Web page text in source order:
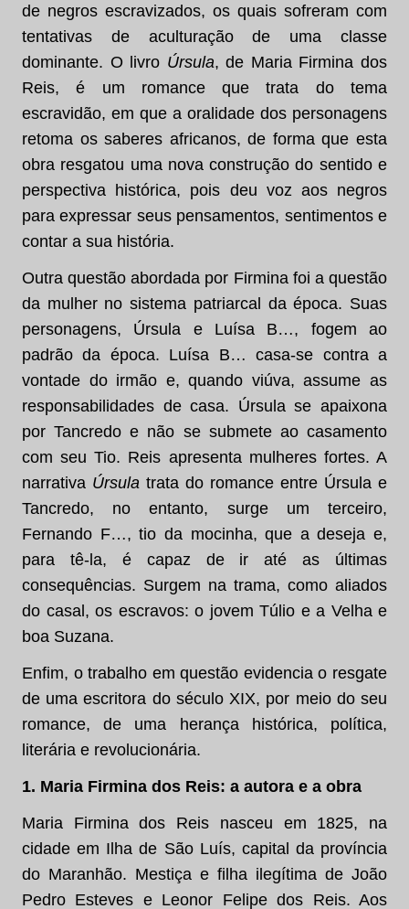
de negros escravizados, os quais sofreram com
tentativas de aculturação de uma classe
dominante. O livro Úrsula, de Maria Firmina dos
Reis, é um romance que trata do tema
escravidão, em que a oralidade dos personagens
retoma os saberes africanos, de forma que esta
obra resgatou uma nova construção do sentido e
perspectiva histórica, pois deu voz aos negros
para expressar seus pensamentos, sentimentos e
contar a sua história.
Outra questão abordada por Firmina foi a questão
da mulher no sistema patriarcal da época. Suas
personagens, Úrsula e Luísa B…, fogem ao
padrão da época. Luísa B… casa-se contra a
vontade do irmão e, quando viúva, assume as
responsabilidades de casa. Úrsula se apaixona
por Tancredo e não se submete ao casamento
com seu Tio. Reis apresenta mulheres fortes. A
narrativa Úrsula trata do romance entre Úrsula e
Tancredo, no entanto, surge um terceiro,
Fernando F…, tio da mocinha, que a deseja e,
para tê-la, é capaz de ir até as últimas
consequências. Surgem na trama, como aliados
do casal, os escravos: o jovem Túlio e a Velha e
boa Suzana.
Enfim, o trabalho em questão evidencia o resgate
de uma escritora do século XIX, por meio do seu
romance, de uma herança histórica, política,
literária e revolucionária.
1. Maria Firmina dos Reis: a autora e a obra
Maria Firmina dos Reis nasceu em 1825, na
cidade em Ilha de São Luís, capital da província
do Maranhão. Mestiça e filha ilegítima de João
Pedro Esteves e Leonor Felipe dos Reis. Aos